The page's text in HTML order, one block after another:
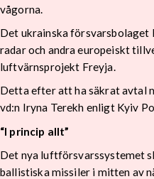
vågorna.
Det ukrainska försvarsbolaget
radar och andra europeiskt
luftvärnsprojekt Freyja.
Detta efter att ha säkrat avtal
vd:n Iryna Terekh enligt Kyiv
“I princip allt”
Det nya luftförsvarssystemet
ballistiska missiler i mitten av